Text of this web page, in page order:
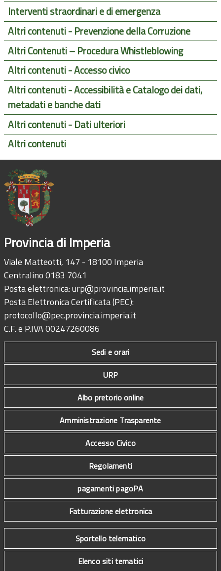
Interventi straordinari e di emergenza
Altri contenuti - Prevenzione della Corruzione
Altri Contenuti – Procedura Whistleblowing
Altri contenuti - Accesso civico
Altri contenuti - Accessibilità e Catalogo dei dati,
metadati e banche dati
Altri contenuti - Dati ulteriori
Altri contenuti
Provincia di Imperia
Viale Matteotti, 147 - 18100 Imperia
Centralino 0183 7041
Posta elettronica:urp@provincia.imperia.it
Posta Elettronica Certificata (PEC):
protocollo@pec.provincia.imperia.it
C.F. e P.IVA 00247260086
Sedi e orari
URP
Albo pretorio online
Amministrazione Trasparente
Accesso Civico
Regolamenti
pagamenti pagoPA
Fatturazione elettronica
Sportello telematico
Elenco siti tematici